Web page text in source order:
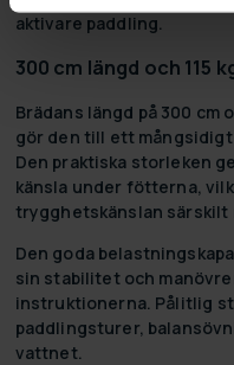
aktivare paddling.
300 cm längd och 115
Brädans längd på 300 cm
gör den till ett
Den praktiska storleken
känsla under fötterna,
trygghetskänslan särskilt
Den goda
sin stabilitet och
instruktionerna. Pålitlig
paddlingsturer,
vattnet.